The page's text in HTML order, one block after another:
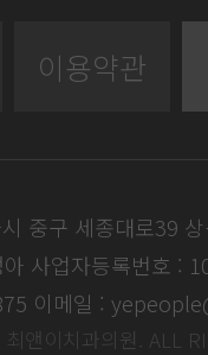
이용약관
중구 세종대로39
사업자등록번호 :
이메일 :
앤이치과의원. ALL